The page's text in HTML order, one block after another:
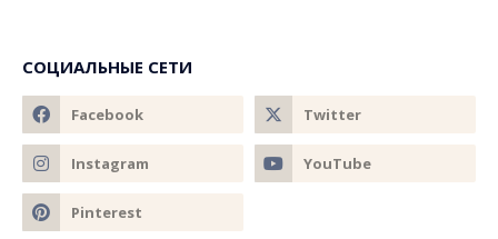
СОЦИАЛЬНЫЕ СЕТИ